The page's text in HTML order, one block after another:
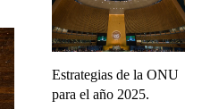
Estrategias de la ONU
para el año 2025.